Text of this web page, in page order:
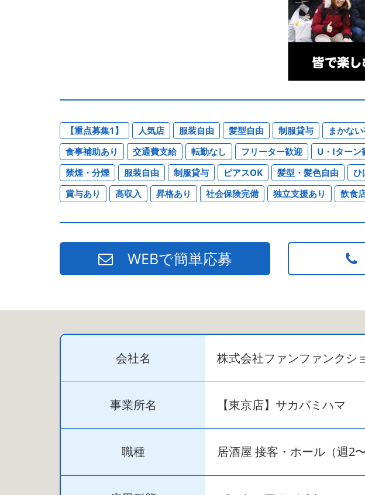
【重点募集1】 人気店 服装自由 髪型自由 制服貸与 まかな
食事補助あり
交通費支給 転勤なし フリーター歓迎 U・Iターン
禁煙・分煙
服装自由 制服貸与 ピアスOK 髪型・髪色自由 ひ
賞与あり
高収入 昇格あり 社会保険完備 独立支援あり 飲食
WEBで簡単応募
会社名 株式会社ファンファンクシ
事業所名 【東京店】サカバミハマ
職種 居酒屋 接客・ホール（週2